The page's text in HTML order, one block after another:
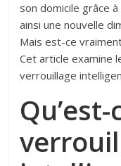
son domicile grâce
ainsi une nouvelle
Mais est-ce
Cet article examine
verrouillage
Qu’est-